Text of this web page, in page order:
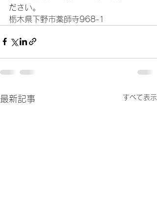
ださい。
栃木県下野市薬師寺968-1
最新記事 すべて表示